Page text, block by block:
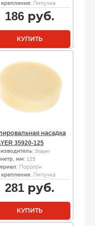
крепления: Липучка
186 руб.
КУПИТЬ
насадка
35920-125
: Stayer
мм: 125
: Поролон
крепления: Липучка
281 руб.
КУПИТЬ